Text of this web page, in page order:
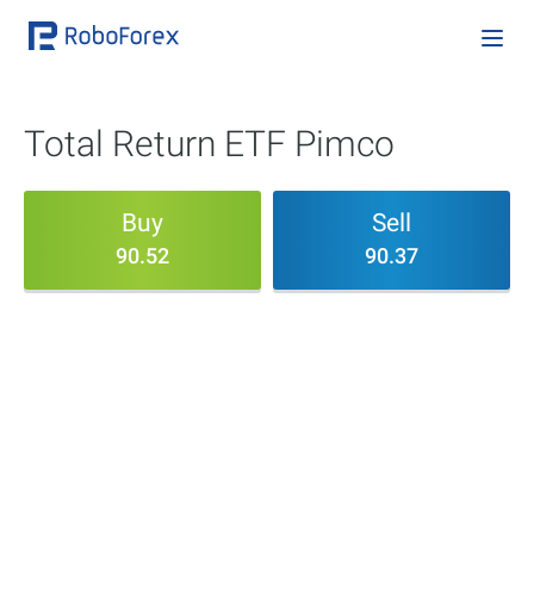
Total Return ETF Pimco
Buy
90.52
Sell
90.37